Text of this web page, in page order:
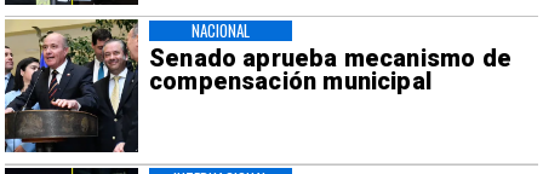
Senado aprueba mecanismo de
compensación municipal
NACIONAL